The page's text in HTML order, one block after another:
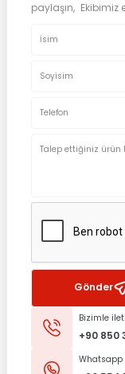
paylaşın, Ekibimiz
Gönder
Bizimle
+90 850
Whatsapp